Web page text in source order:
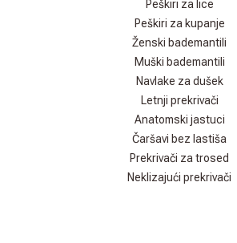
Peškiri za lice
Peškiri za kupanje
Ženski bademantili
Muški bademantili
Navlake za dušek
Letnji prekrivači
Anatomski jastuci
Čaršavi bez lastiša
Prekrivači za trosed
Neklizajući prekrivači